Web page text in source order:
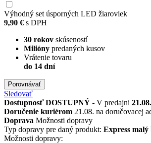
Výhodný set úsporných LED žiaroviek
9,90 € s DPH
30 rokov skúseností
Milióny predaných kusov
Vrátenie tovaru
do 14 dní
Porovnávať
Sledovať
DostupnosťDOSTUPNÝ - V predajni 21.08.
Doručenie kuriérom 21.08. na doručovacej
Doprava Možnosti dopravy
Typ dopravy pre daný produkt: Express
Možnosti dopravy: